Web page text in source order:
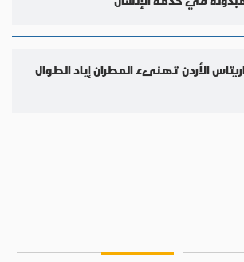
الأردن تهنىء المطران إياد الطوال